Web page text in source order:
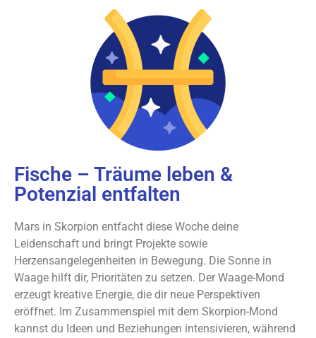
Fische – Träume leben &
Potenzial entfalten
Mars in Skorpion entfacht diese Woche deine
Leidenschaft und bringt Projekte sowie
Herzensangelegenheiten in Bewegung. Die Sonne in
Waage hilft dir, Prioritäten zu setzen. Der Waage-Mond
erzeugt kreative Energie, die dir neue Perspektiven
eröffnet. Im Zusammenspiel mit dem Skorpion-Mond
kannst du Ideen und Beziehungen intensivieren, während